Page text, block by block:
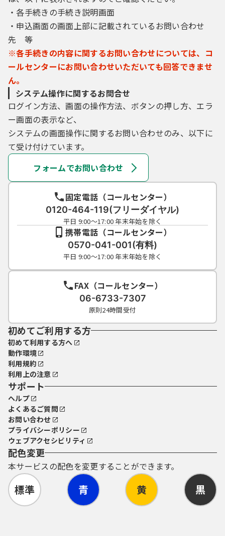
・各手続きの手続き説明画面
・申込画面の画面上部に記載されているお問い合わせ
先 等
※各手続きの内容に関するお問い合わせについては、コ
ールセンターにお問い合わせいただいても回答できませ
ん。
システム操作に関するお問合せ
ログイン方法、画面の操作方法、ボタンの押し方、エラ
ー画面の表示など、
システムの画面操作に関するお問い合わせのみ、以下に
て受け付けています。
フォームでお問い合わせ
固定電話（コールセンター）
0120-464-119(フリーダイヤル)
平日 9:00～17:00 年末年始を除く
携帯電話（コールセンター）
0570-041-001(有料)
平日 9:00～17:00 年末年始を除く
FAX（コールセンター）
06-6733-7307
原則24時間受付
初めてご利用する方
初めて利用する方へ
動作環境
利用規約
利用上の注意
サポート
ヘルプ
よくあるご質問
お問い合わせ
プライバシーポリシー
ウェブアクセシビリティ
配色変更
本サービスの配色を変更することができます。
標準 青 黄 黒